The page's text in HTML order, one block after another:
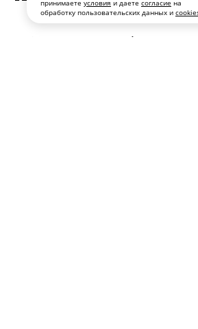
принимаете условия и даете согласие на
обработку пользовательских данных и
К 10-летию «Собака.ru» в